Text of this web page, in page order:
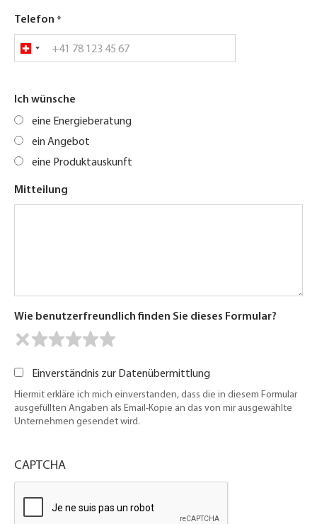
Telefon
Ich wünsche
eine Energieberatung
ein Angebot
eine Produktauskunft
Mitteilung
Wie benutzerfreundlich finden Sie dieses Formular?
Einverständnis zur Datenübermittlung
Hiermit erkläre ich mich einverstanden, dass die in diesem Formular
ausgefüllten Angaben als Email-Kopie an das von mir ausgewählte
Unternehmen gesendet wird.
CAPTCHA